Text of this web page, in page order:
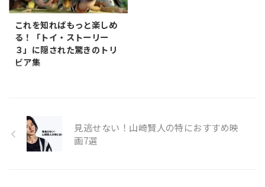
し、その一歩を踏み出すのは簡
ニマリズムの美しさやその実践
方法を教えてくれる映画をご紹
介します。 これらの映画は、単
に物を減らすことの重要性だけ
す。 ...
これを知ればもっと楽しめ
る！「トイ・ストーリー
３」に隠された驚きのトリ
ビア集
映像で多くのファンを魅了しま
した。しかし、その裏には映画
をさらに深く楽しめるような隠
見逃せない！山崎賢人の特におすすめ映
画7選